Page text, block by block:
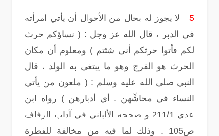
5 -
لا يجوز له بحال من الأحوال أن يأتي امرأته
في الدبر ، قال الله عز وجل : ( نساؤكم حرث
لكم فأتوا حرثكم أنى شئتم ) ومعلوم أن مكان
الحرث هو الفرج وهو ما يبتغى به الولد ، قال
النبي صلى الله عليه وسلم : ( ملعون من يأتي
النساء في محاشِّهن : أي أدبارهن ) رواه ابن
عدي 211/1 و صححه الألباني في آداب الزفاف
ص105 . وذلك لما فيه من مخالفة للفطرة